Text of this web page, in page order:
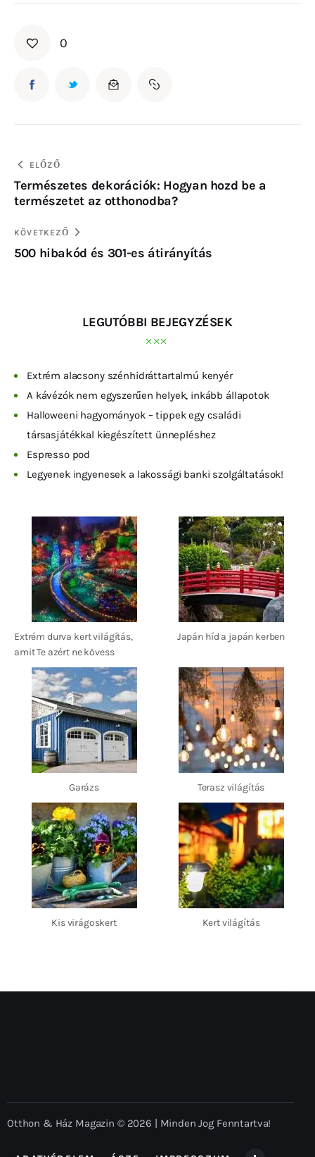
0
ELŐZŐ
Természetes dekorációk: Hogyan hozd be a
természetet az otthonodba?
KÖVETKEZŐ
500 hibakód és 301-es átirányítás
LEGUTÓBBI BEJEGYZÉSEK
Extrém alacsony szénhidráttartalmú kenyér
A kávézók nem egyszerűen helyek, inkább állapotok
Halloweeni hagyományok – tippek egy családi
társasjátékkal kiegészített ünnepléshez
Espresso pod
Legyenek ingyenesek a lakossági banki szolgáltatások!
Extrém durva kert világítás,
amit Te azért ne kövess
Japán híd a japán kerben
Garázs Terasz világítás
Kis virágoskert Kert világítás
Otthon & Ház Magazin © 2026 | Minden Jog Fenntartva!